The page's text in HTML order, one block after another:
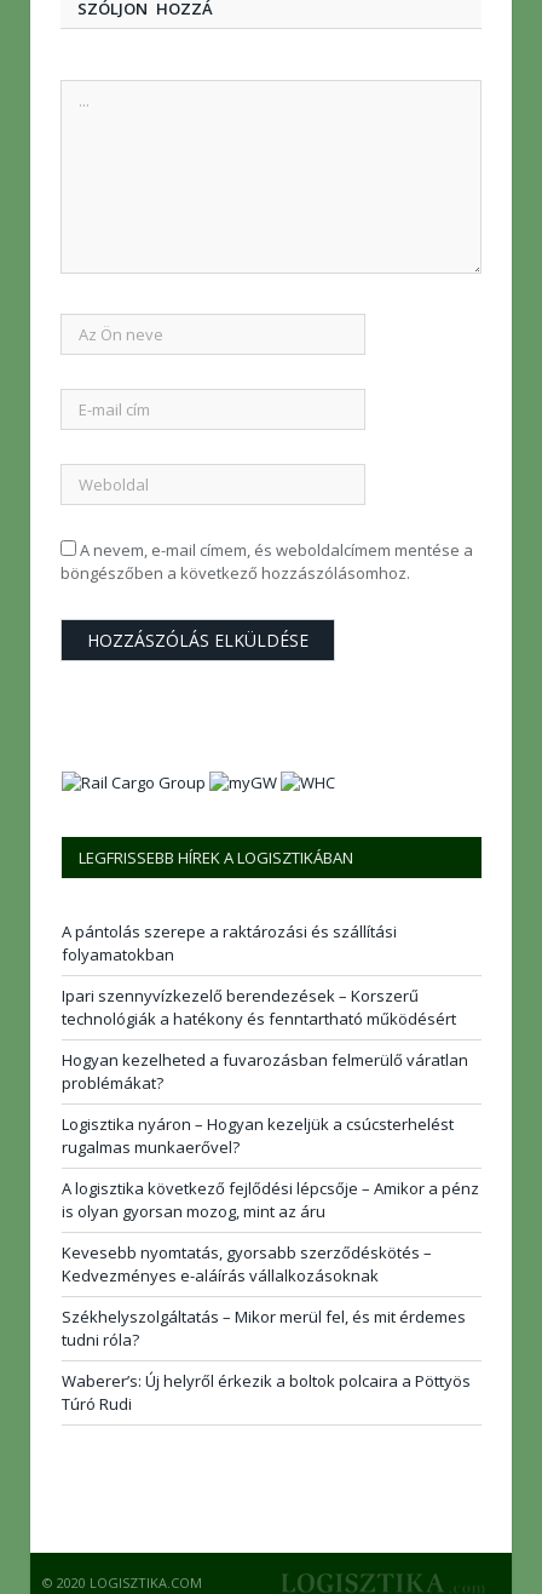
SZÓLJON HOZZÁ
A nevem, e-mail címem, és weboldalcímem mentése a
böngészőben a következő hozzászólásomhoz.
LEGFRISSEBB HÍREK A LOGISZTIKÁBAN
A pántolás szerepe a raktározási és szállítási
folyamatokban
Ipari szennyvízkezelő berendezések – Korszerű
technológiák a hatékony és fenntartható működésért
Hogyan kezelheted a fuvarozásban felmerülő váratlan
problémákat?
Logisztika nyáron – Hogyan kezeljük a csúcsterhelést
rugalmas munkaerővel?
A logisztika következő fejlődési lépcsője – Amikor a pénz
is olyan gyorsan mozog, mint az áru
Kevesebb nyomtatás, gyorsabb szerződéskötés –
Kedvezményes e-aláírás vállalkozásoknak
Székhelyszolgáltatás – Mikor merül fel, és mit érdemes
tudni róla?
Waberer’s: Új helyről érkezik a boltok polcaira a Pöttyös
Túró Rudi
© 2020 LOGISZTIKA.COM